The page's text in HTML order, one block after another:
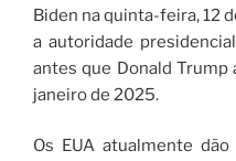
Biden na quinta-feira, 12
a autoridade
antes que Donald Trump
janeiro de 2025.
Os EUA atualmente